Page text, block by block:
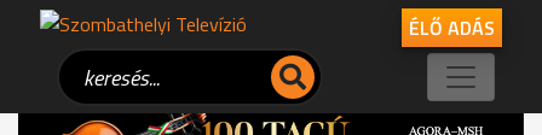
ÉLŐ ADÁS